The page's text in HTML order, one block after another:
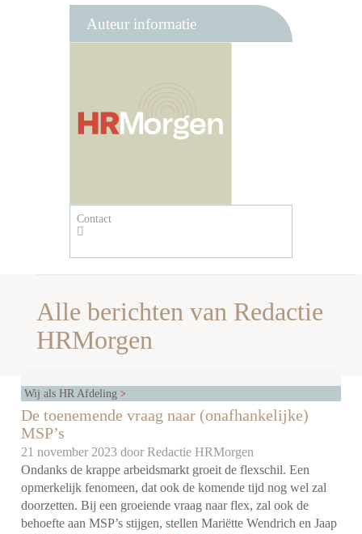
Auteur informatie
Contact
Alle berichten van Redactie
HRMorgen
Wij als HR Afdeling
De toenemende vraag naar (onafhankelijke)
MSP’s
21 november 2023 doorRedactie HRMorgen
Ondanks de krappe arbeidsmarkt groeit de flexschil. Een
opmerkelijk fenomeen, dat ook de komende tijd nog wel zal
doorzetten. Bij een groeiende vraag naar flex, zal ook de
behoefte aan MSP’s stijgen, stellen Mariëtte Wendrich en Jaap